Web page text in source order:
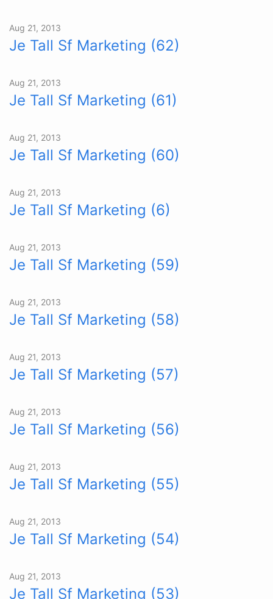
Aug 21, 2013
Je Tall Sf Marketing (62)
Aug 21, 2013
Je Tall Sf Marketing (61)
Aug 21, 2013
Je Tall Sf Marketing (60)
Aug 21, 2013
Je Tall Sf Marketing (6)
Aug 21, 2013
Je Tall Sf Marketing (59)
Aug 21, 2013
Je Tall Sf Marketing (58)
Aug 21, 2013
Je Tall Sf Marketing (57)
Aug 21, 2013
Je Tall Sf Marketing (56)
Aug 21, 2013
Je Tall Sf Marketing (55)
Aug 21, 2013
Je Tall Sf Marketing (54)
Aug 21, 2013
Je Tall Sf Marketing (53)